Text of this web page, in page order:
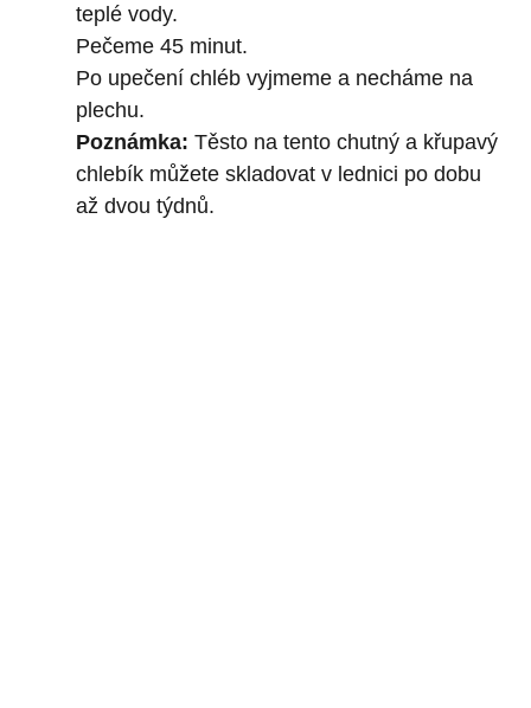
teplé vody.
Pečeme 45 minut.
Po upečení chléb vyjmeme a necháme na
plechu.
Poznámka: Těsto na tento chutný a křupavý
chlebík můžete skladovat v lednici po dobu
až dvou týdnů.